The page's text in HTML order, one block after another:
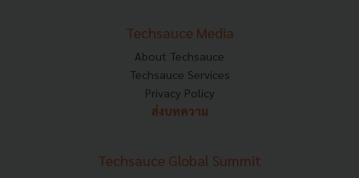
Techsauce Media
About Techsauce
Techsauce Services
Privacy Policy
ส่งบทความ
Techsauce Global Summit